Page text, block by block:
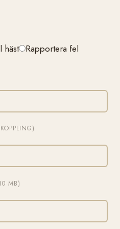
häst Rapportera fel
MB)